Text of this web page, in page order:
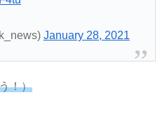
January 28, 2021
！）